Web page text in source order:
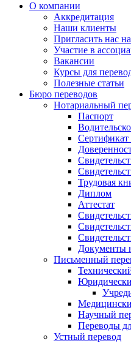
О компании
Аккредитация
Наши клиенты
Пригласить нас
Участие в
Вакансии
Курсы для
Полезные статьи
Бюро переводов
Нотариальный
Паспорт
Трудовая
Диплом
Аттестат
Документы
Письменный
Научный
Переводы
Устный перевод